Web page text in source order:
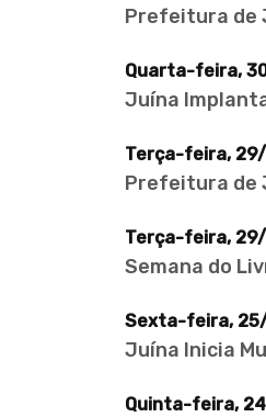
Prefeitura de
Quarta-feira,
Juína
Terça-feira,
Prefeitura de
Terça-feira,
Semana do
Sexta-feira,
Juína Inicia
Quinta-feira,